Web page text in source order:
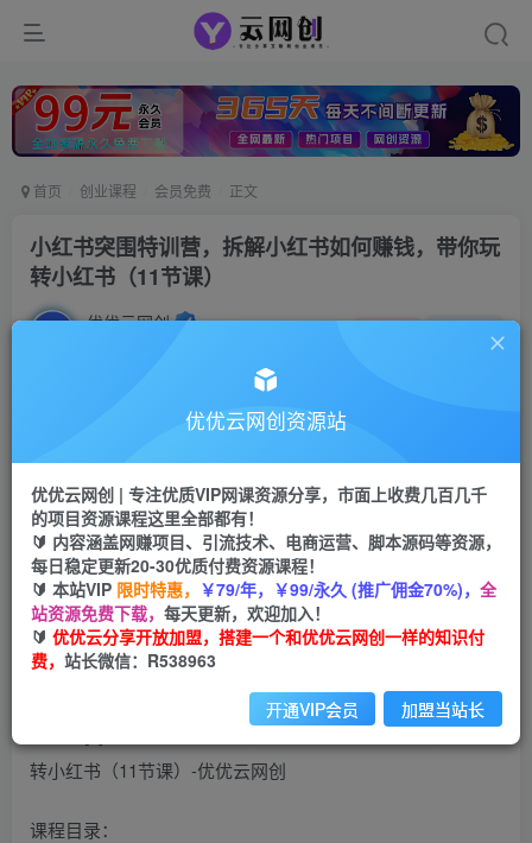
首页 创业课程 会员免费 正文
小红书突围特训营，拆解小红书如何赚钱，带你玩
转小红书（11节课）
优优云网创 私信
云币 9.9 云币99
会员免费
立即购买
您当前未登录！建议登陆后购买，可保存购买订单
课程目录：
优优云网创资源站
优优云网创 | 专注优质VIP网课资源分享，市面上收费几百几千
的项目资源课程这里全部都有！
🔰 内容涵盖网赚项目、引流技术、电商运营、脚本源码等资源，
每日稳定更新20-30优质付费资源课程！
🔰 本站VIP 限时特惠， ￥79/年，￥99/永久 (推广佣金70%)， 全
站资源免费下载， 每天更新，欢迎加入！
🔰 优优云分享开放加盟，搭建一个和优优云网创一样的知识付
费， 站长微信：R538963
开通VIP会员 加盟当站长